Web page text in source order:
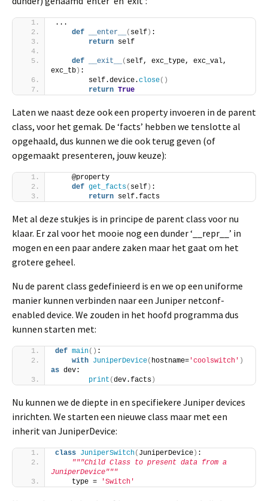
...
def
__enter__ ( self ) :
return self
def __exit__ ( self, exc_type, exc_val,
exc_tb ) :
        self.device.
close()
return True
Laten we naast deze ook een property invoeren in de parent
class, voor het gemak. De ‘facts’ hebben we tenslotte al
opgehaald, dus kunnen we die ook terug geven (of
opgemaakt presenteren, jouw keuze):
    @property
def get_facts( self ) :
return self.facts
Met al deze stukjes is in principe de parent class voor nu
klaar. Er zal voor het mooie nog een dunder ‘__repr__’ in
mogen en een paar andere zaken maar het gaat om het
grotere geheel.
Nu de parent class gedefinieerd is en we op een uniforme
manier kunnen verbinden naar een Juniper netconf-
enabled device. We zouden in het hoofd programma dus
kunnen starten met:
def main() :
with JuniperDevice( hostname= 'coolswitch' )
as dev:
print (dev.facts )
Nu kunnen we de diepte in en specifiekere Juniper devices
inrichten. We starten een nieuwe class maar met een
inherit van JuniperDevice:
class JuniperSwitch( JuniperDevice ) :
"""Child Class to present data from a
JuniperDevice"""
    type =
'Switch'